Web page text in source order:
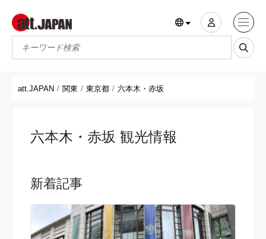
Translations title cont
att.JAPAN 関東 東京都 六本木・赤坂
六本木・赤坂 観光情報
新着記事